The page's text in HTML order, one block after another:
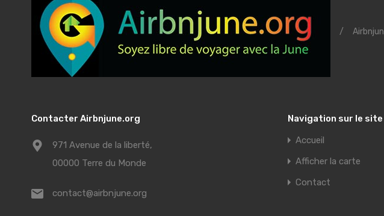
/
Contacter Airbnjune.org
971 Avenue de la liberté,
00000 Terre du Monde
contact@airbnjune.org
Navigation sur le site
Accueil
Afficher la carte
Contact